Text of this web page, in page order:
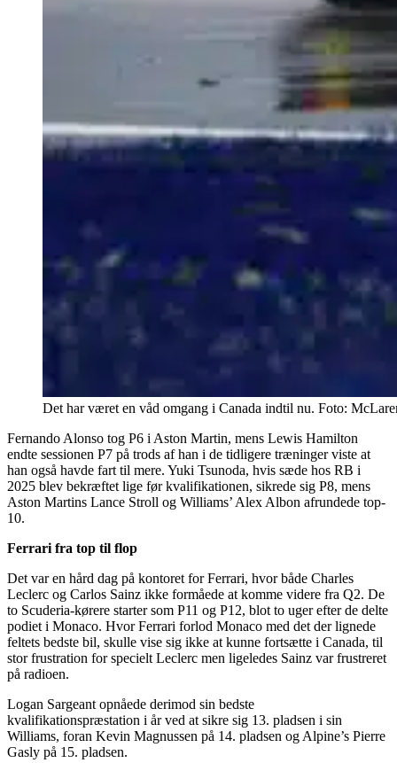
Det har været en våd omgang i Canada indtil nu. Foto:
Fernando Alonso tog P6 i Aston Martin, mens Lewis Hamilton
endte sessionen P7 på trods af han i de tidligere træninger viste at
han også havde fart til mere. Yuki Tsunoda, hvis sæde hos RB i
2025 blev bekræftet lige før kvalifikationen, sikrede sig P8, mens
Aston Martins Lance Stroll og Williams’ Alex Albon afrundede top-
10.
Ferrari fra top til flop
Det var en hård dag på kontoret for Ferrari, hvor både Charles
Leclerc og Carlos Sainz ikke formåede at komme videre fra Q2. De
to Scuderia-kørere starter som P11 og P12, blot to uger efter de delte
podiet i Monaco. Hvor Ferrari forlod Monaco med det der lignede
feltets bedste bil, skulle vise sig ikke at kunne fortsætte i Canada, til
stor frustration for specielt Leclerc men ligeledes Sainz var frustreret
på radioen.
Logan Sargeant opnåede derimod sin bedste
kvalifikationspræstation i år ved at sikre sig 13. pladsen i sin
Williams, foran Kevin Magnussen på 14. pladsen og Alpine’s Pierre
Gasly på 15. pladsen.